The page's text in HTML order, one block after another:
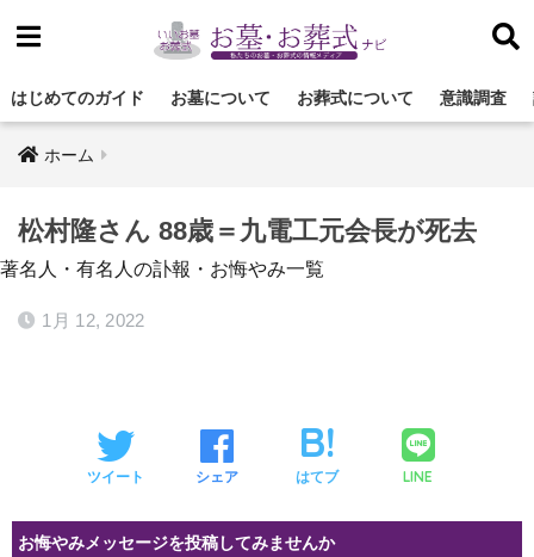
はじめてのガイド お墓について お葬式について 意識調査
ホーム
松村隆さん 88歳＝九電工元会長が死去
著名人・有名人の訃報・お悔やみ一覧
1月 12, 2022
ツイート シェア はてブ LINE
お悔やみメッセージを投稿してみませんか